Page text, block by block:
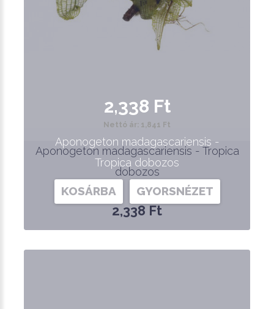
Aponogeton madagascariensis - Tropica
dobozos
2,338 Ft
2,338 Ft
Nettó ár: 1,841 Ft
Aponogeton madagascariensis -
Tropica dobozos
KOSÁRBA GYORSNÉZET